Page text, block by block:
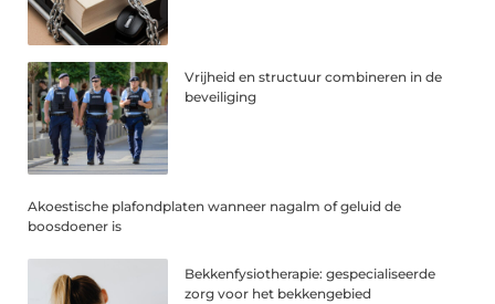
Vrijheid en structuur combineren in de
beveiliging
Akoestische plafondplaten wanneer nagalm of geluid de
boosdoener is
Bekkenfysiotherapie: gespecialiseerde
zorg voor het bekkengebied